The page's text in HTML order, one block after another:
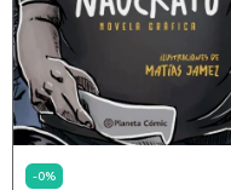
-0%